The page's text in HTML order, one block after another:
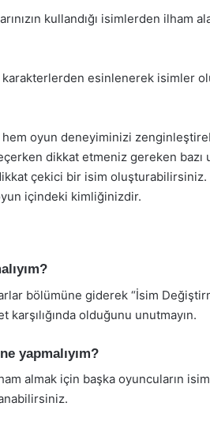
kullandığı isimlerden ilham
esinlenerek isimler
hem oyun deneyiminizi
dikkat etmeniz gereken bazı
çekici bir isim oluşturabilirsiniz.
içindeki kimliğinizdir.
bölümüne giderek “İsim
olduğunu unutmayın.
yapmalıyım?
almak için başka oyuncuların